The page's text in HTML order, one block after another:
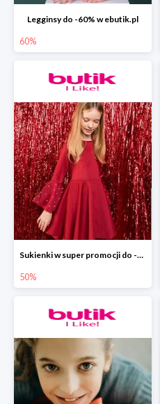
Legginsy do -60% w ebutik.pl
60%
Sukienki w super promocji do -50 % w ebutik.pl
50%